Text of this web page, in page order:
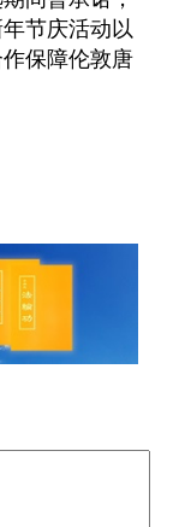
节庆活动以
保障伦敦唐